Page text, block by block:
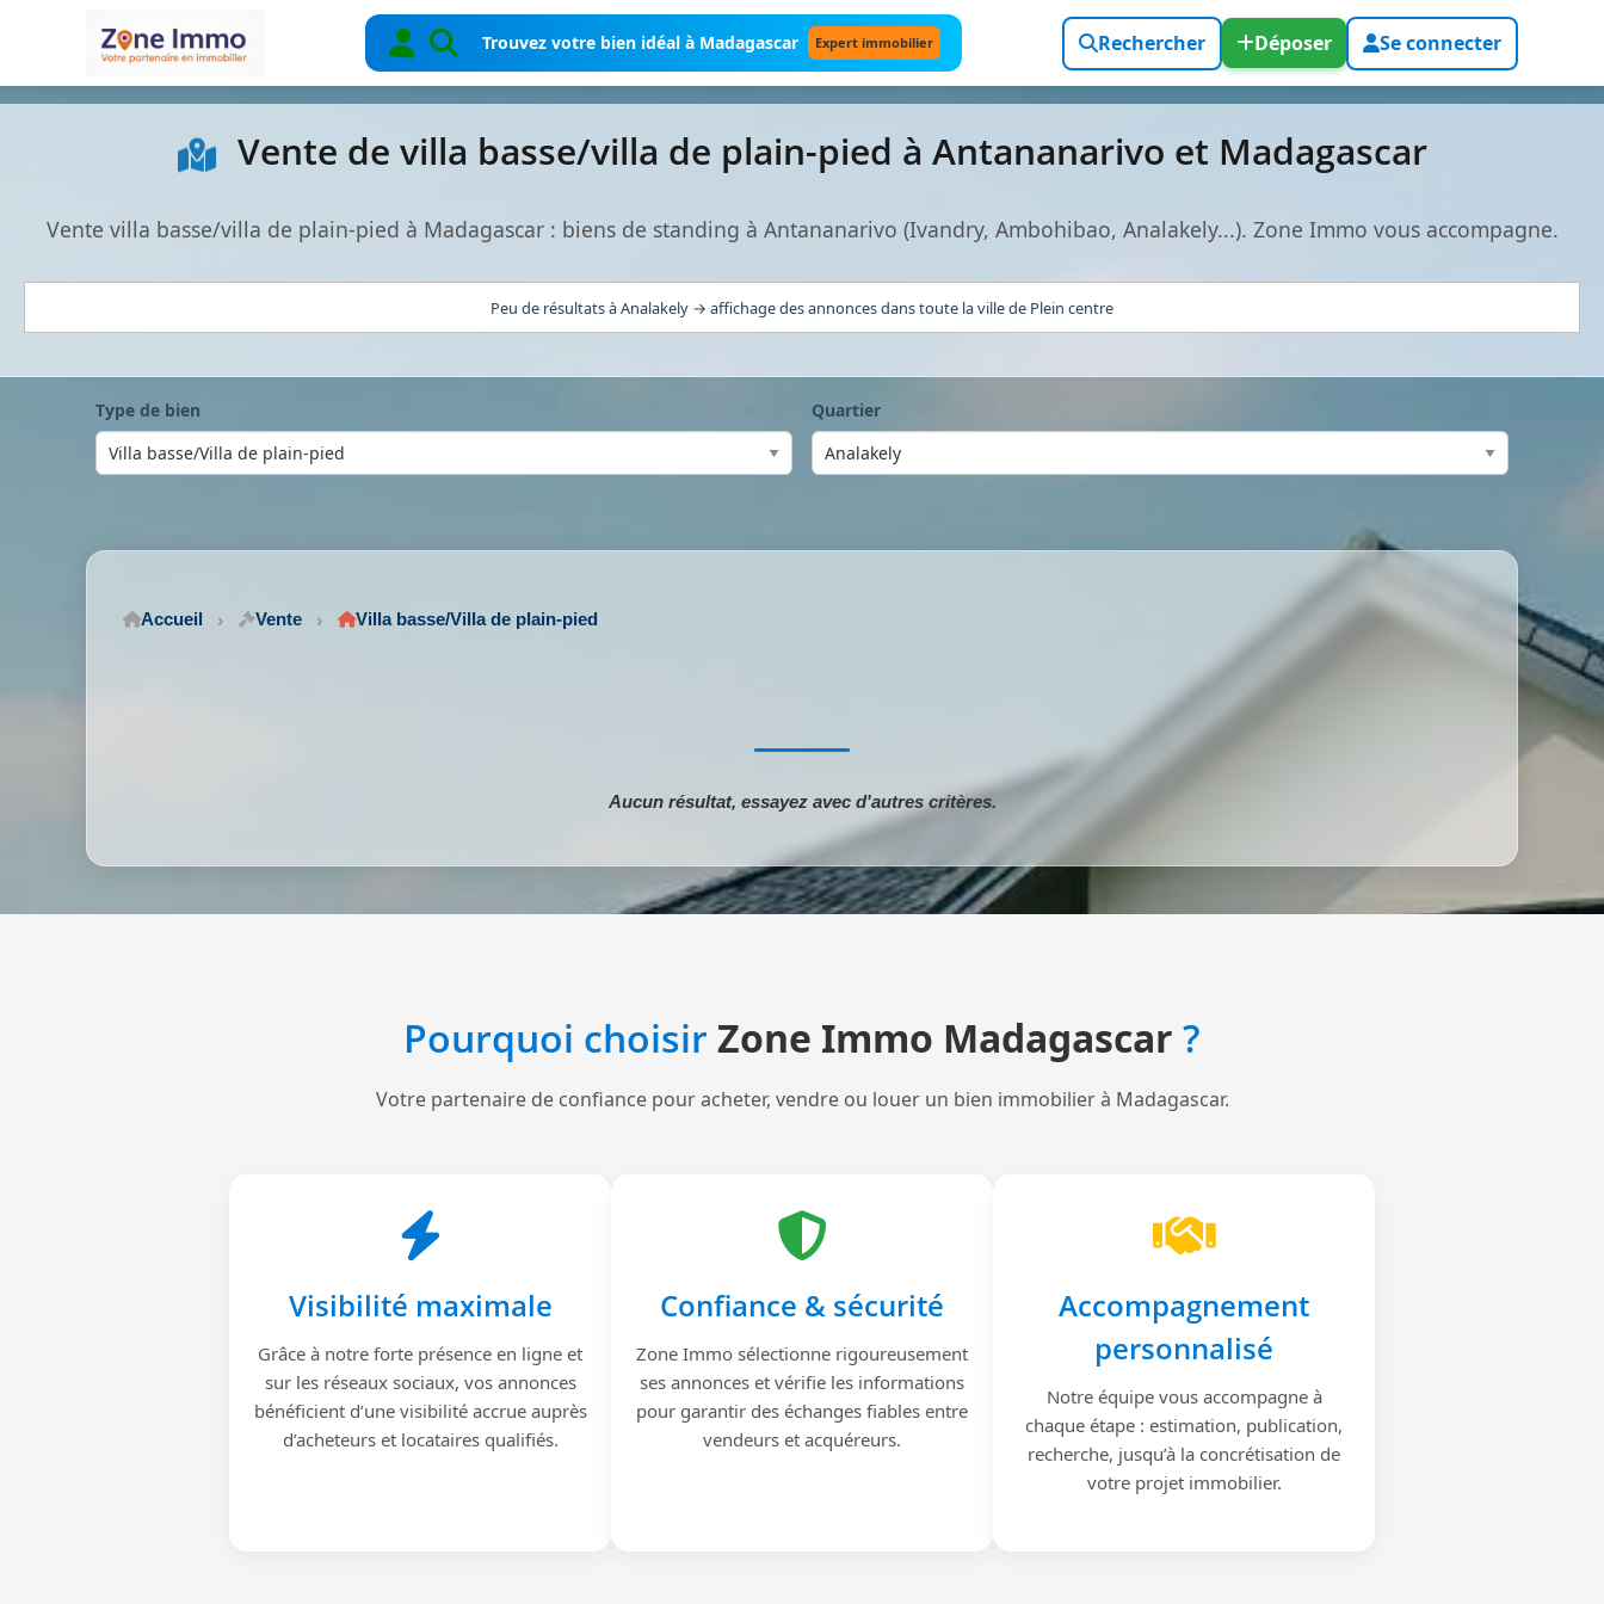
Trouvez votre bien idéal à Madagascar Expert immobilier Rechercher Déposer Se connecter
Vente de villa basse/villa de plain-pied à Antananarivo et Madagascar
Vente villa basse/villa de plain-pied à Madagascar : biens de standing à Antananarivo (Ivandry, Ambohibao, Analakely...). Zone Immo vous accompagne.
Peu de résultats à Analakely → affichage des annonces dans toute la ville de Plein centre
Type de bien Quartier
Accueil Vente Villa basse/Villa de plain-pied
Aucun résultat, essayez avec d'autres critères.
Pourquoi choisirZone Immo Madagascar ?
Votre partenaire de confiance pour acheter, vendre ou louer un bien immobilier à Madagascar.
Visibilité maximale
Grâce à notre forte présence en ligne et
sur les réseaux sociaux, vos annonces
bénéficient d’une visibilité accrue auprès
d’acheteurs et locataires qualifiés.
Confiance & sécurité
Zone Immo sélectionne rigoureusement
ses annonces et vérifie les informations
pour garantir des échanges fiables entre
vendeurs et acquéreurs.
Accompagnement
personnalisé
Notre équipe vous accompagne à
chaque étape : estimation, publication,
recherche, jusqu’à la concrétisation de
votre projet immobilier.